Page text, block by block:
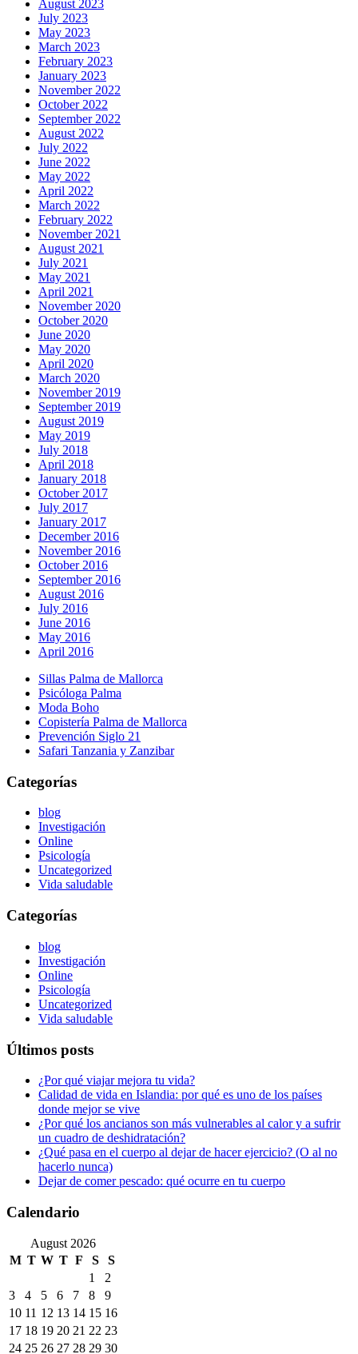
August 2023
July 2023
May 2023
March 2023
February 2023
January 2023
November 2022
October 2022
September 2022
August 2022
July 2022
June 2022
May 2022
April 2022
March 2022
February 2022
November 2021
August 2021
July 2021
May 2021
April 2021
November 2020
October 2020
June 2020
May 2020
April 2020
March 2020
November 2019
September 2019
August 2019
May 2019
July 2018
April 2018
January 2018
October 2017
July 2017
January 2017
December 2016
November 2016
October 2016
September 2016
August 2016
July 2016
June 2016
May 2016
April 2016
Sillas Palma de Mallorca
Psicóloga Palma
Moda Boho
Copistería Palma de Mallorca
Prevención Siglo 21
Safari Tanzania y Zanzibar
Categorías
blog
Investigación
Online
Psicología
Uncategorized
Vida saludable
Categorías
blog
Investigación
Online
Psicología
Uncategorized
Vida saludable
Últimos posts
¿Por qué viajar mejora tu vida?
Calidad de vida en Islandia: por qué es uno de los países
donde mejor se vive
¿Por qué los ancianos son más vulnerables al calor y a sufrir
un cuadro de deshidratación?
¿Qué pasa en el cuerpo al dejar de hacer ejercicio? (O al no
hacerlo nunca)
Dejar de comer pescado: qué ocurre en tu cuerpo
Calendario
August 2026
M T W T F S
S
1
2
3
4 5 6 7 8
9
10 11 12 13 14 15 16
17 18 19 20 21 22 23
24 25 26 27 28 29 30